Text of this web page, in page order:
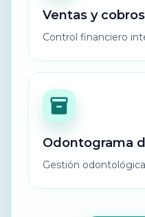
Ventas y cobros
Control financiero
Odontograma
Gestión